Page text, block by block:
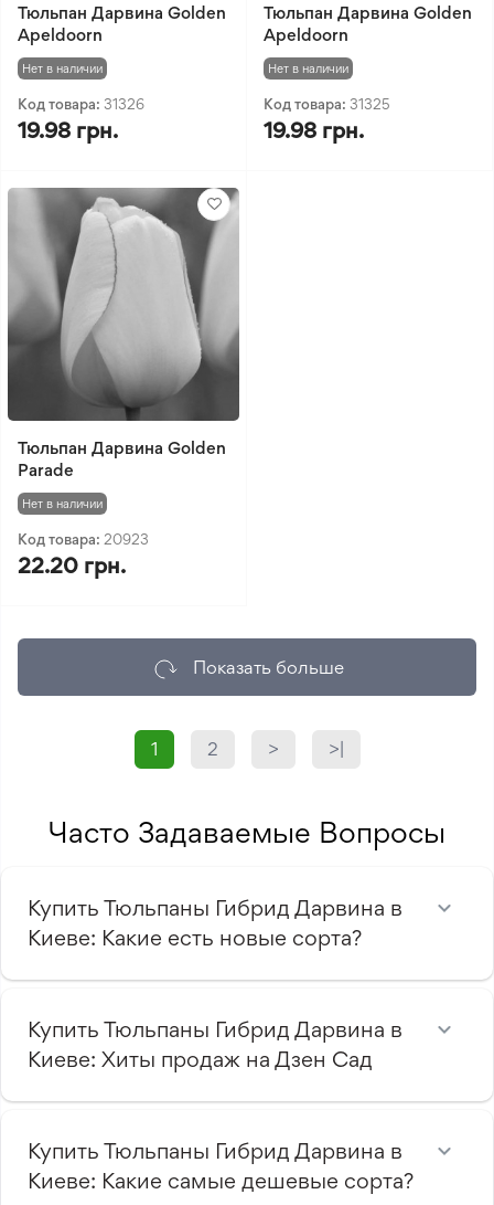
Тюльпан Дарвина Golden
Apeldoorn
Нет в наличии
Код товара: 31326
19.98 грн.
Тюльпан Дарвина Golden
Apeldoorn
Нет в наличии
Код товара: 31325
19.98 грн.
Тюльпан Дарвина Golden
Parade
Нет в наличии
Код товара: 20923
22.20 грн.
Показать больше
1 2 > >|
Часто Задаваемые Вопросы
Купить Тюльпаны Гибрид Дарвина в
Киеве: Какие есть новые сорта?
Купить Тюльпаны Гибрид Дарвина в
Киеве: Хиты продаж на Дзен Сад
Купить Тюльпаны Гибрид Дарвина в
Киеве: Какие самые дешевые сорта?